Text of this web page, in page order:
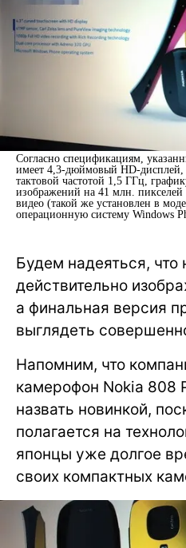
Согласно спецификациям,
имеет 4,3-дюймовый HD-дисплей,
тактовой частотой 1,5 ГГц,
изображений на 41 млн.
видео (такой же установлен в
операционную систему Windows
Будем надеяться, что
действительно
а финальная версия
выглядеть
Напомним, что
камерофон Nokia 808
назвать новинкой,
полагается на
японцы уже долгое
своих компактных